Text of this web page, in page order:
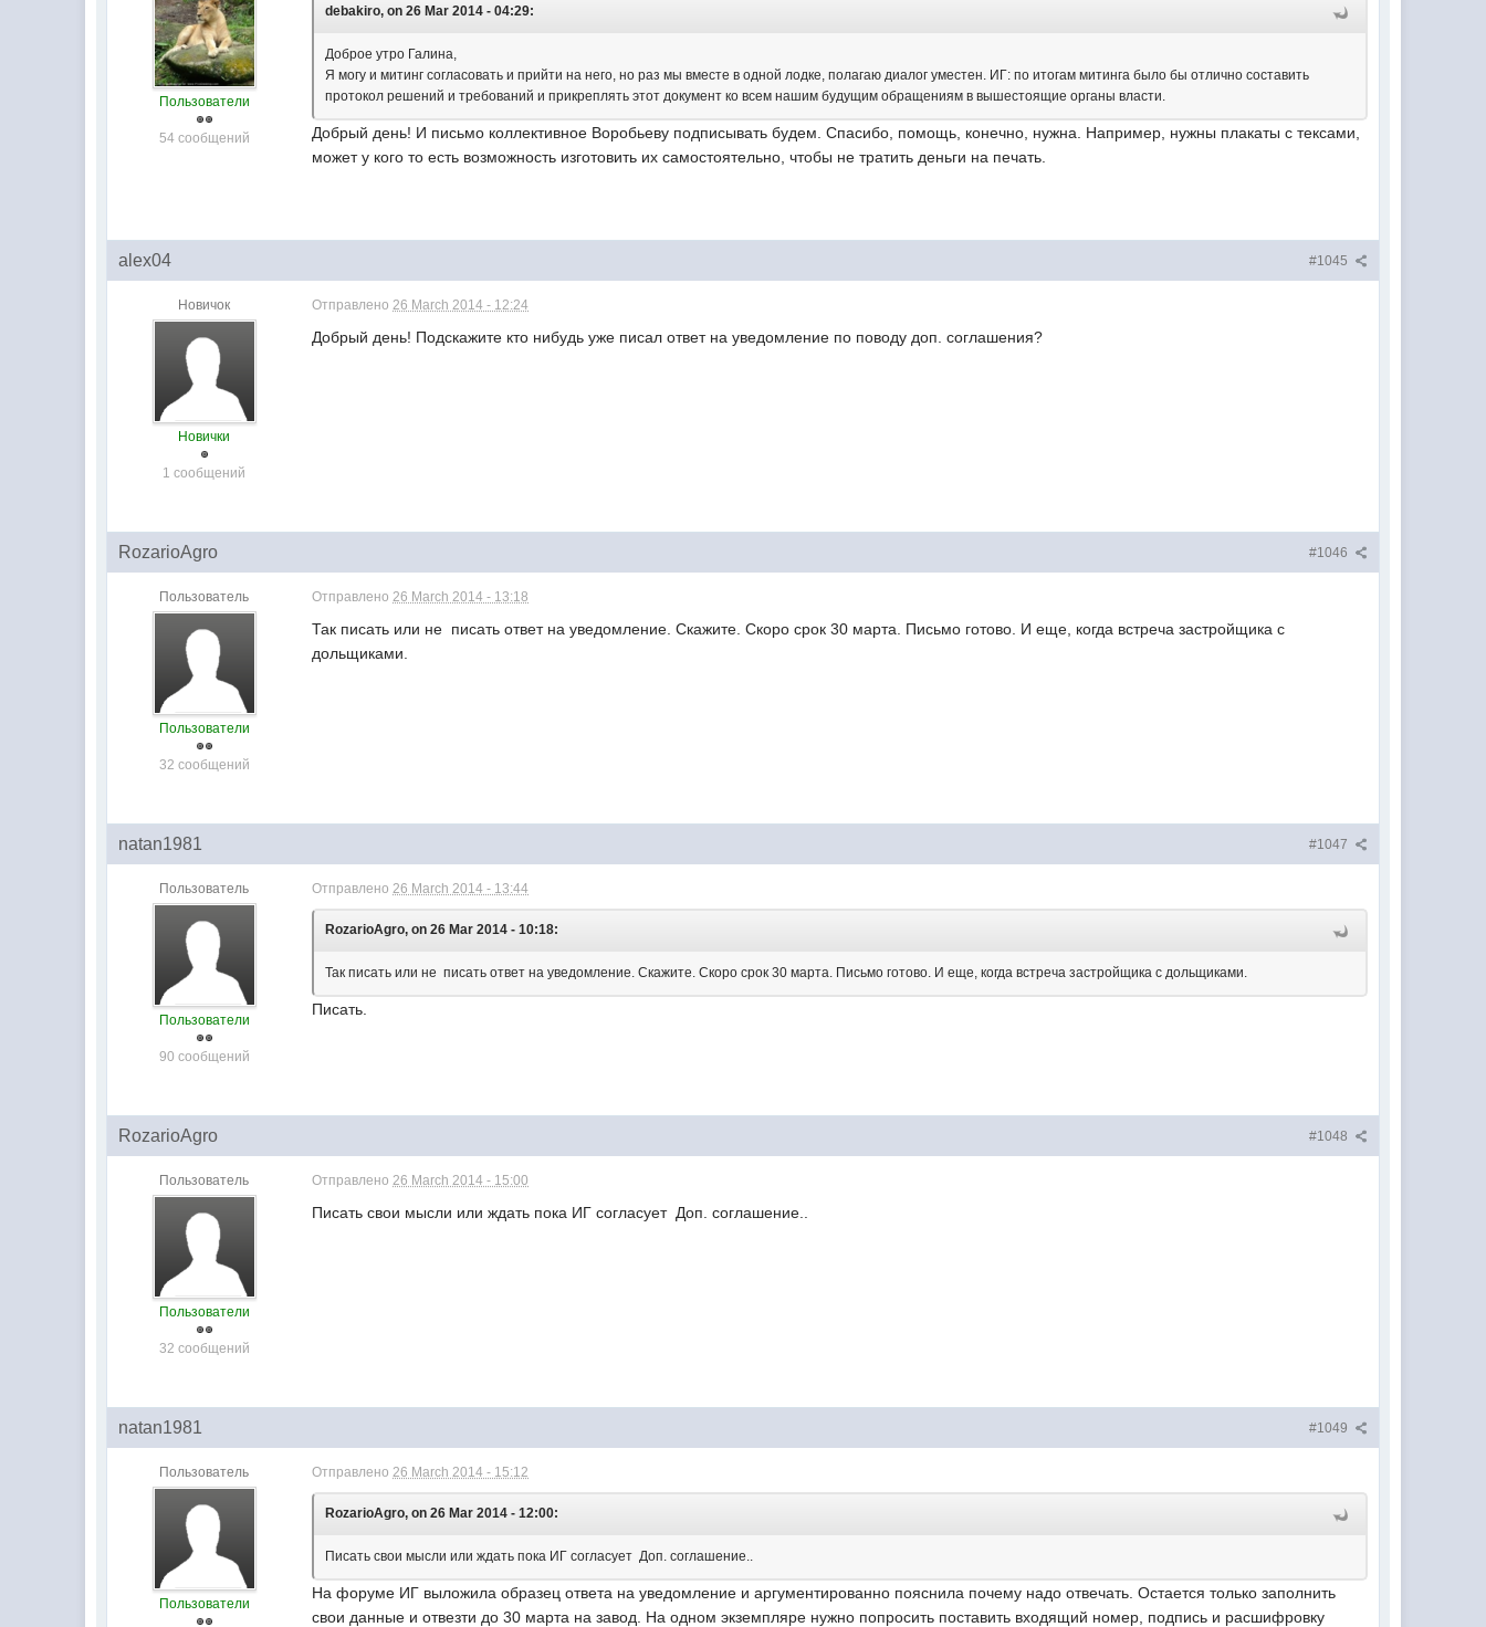
Пользователи
54 сообщений
debakiro, on 26 Mar 2014 - 04:29:
Доброе утро Галина,
Я могу и митинг согласовать и прийти на него, но раз мы вместе в одной лодке, полагаю диалог уместен. ИГ: по итогам митинга было бы отлично составить
протокол решений и требований и прикреплять этот документ ко всем нашим будущим обращениям в вышестоящие органы власти.
Добрый день! И письмо коллективное Воробьеву подписывать будем. Спасибо, помощь, конечно, нужна. Например, нужны плакаты с тексами,
может у кого то есть возможность изготовить их самостоятельно, чтобы не тратить деньги на печать.
#1045
alex04
Новичок
Новички
1 сообщений
Отправлено26 March 2014 - 12:24
Добрый день! Подскажите кто нибудь уже писал ответ на уведомление по поводу доп. соглашения?
#1046
RozarioAgro
Пользователь
Пользователи
32 сообщений
Отправлено26 March 2014 - 13:18
Так писать или не писать ответ на уведомление. Скажите. Скоро срок 30 марта. Письмо готово. И еще, когда встреча застройщика с
дольщиками.
#1047
natan1981
Пользователь
Пользователи
90 сообщений
Отправлено26 March 2014 - 13:44
RozarioAgro, on 26 Mar 2014 - 10:18:
Так писать или не писать ответ на уведомление. Скажите. Скоро срок 30 марта. Письмо готово. И еще, когда встреча застройщика с дольщиками.
Писать.
#1048
RozarioAgro
Пользователь
Пользователи
32 сообщений
Отправлено26 March 2014 - 15:00
Писать свои мысли или ждать пока ИГ согласует Доп. соглашение..
#1049
natan1981
Пользователь
Пользователи
Отправлено26 March 2014 - 15:12
RozarioAgro, on 26 Mar 2014 - 12:00:
Писать свои мысли или ждать пока ИГ согласует Доп. соглашение..
На форуме ИГ выложила образец ответа на уведомление и аргументированно пояснила почему надо отвечать. Остается только заполнить
свои данные и отвезти до 30 марта на завод. На одном экземпляре нужно попросить поставить входящий номер, подпись и расшифровку